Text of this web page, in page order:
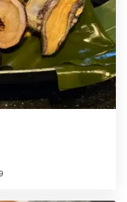
のクラ
な値段
、気分
すの
いま
入れる
ても気
高額、
優先で
るので
ストラ